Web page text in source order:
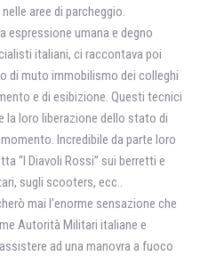
aree di parcheggio.
espressione umana e degno
italiani, ci raccontava poi
di muto immobilismo dei colleghi
e di esibizione. Questi tecnici
la loro liberazione dello stato di
Incredibile da parte loro
“I Diavoli Rossi” sui berretti e
sugli scooters, ecc..
mai l’enorme sensazione che
Autorità Militari italiane e
ad una manovra a fuoco